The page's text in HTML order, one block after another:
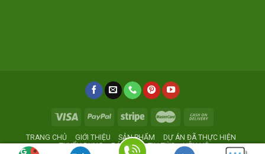
TRANG CHỦ GIỚI THIỆU SẢN PHẨM
DỰ ÁN ĐÃ THỰC HIỆN
TUYỂN DỤNG
BÁO GIÁ TIN TỨC LIÊN HỆ